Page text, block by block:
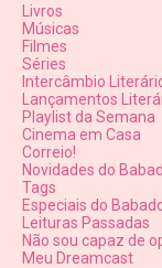
Livros
Músicas
Filmes
Séries
Intercâmbio
Lançamentos
Playlist da Semana
Cinema em Casa
Correio!
Novidades do
Tags
Especiais do
Leituras Passadas
Não sou capaz de
Meu Dreamcast